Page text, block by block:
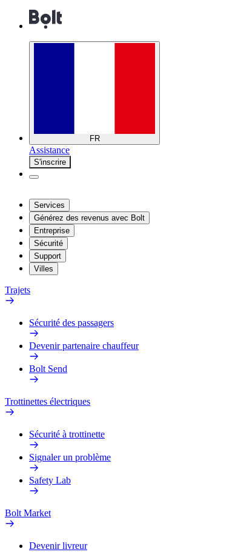
FR
Assistance
S'inscrire
Services
Générez des revenus avec Bolt
Entreprise
Sécurité
Support
Villes
Trajets
Sécurité des passagers
Devenir partenaire chauffeur
Bolt Send
Trottinettes électriques
Sécurité à trottinette
Signaler un problème
Safety Lab
Bolt Market
Devenir livreur